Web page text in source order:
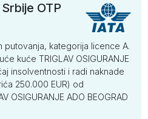
OTP
putovanja, kategorija licence A.
kuće TRIGLAV OSIGURANJE
insolventnosti i radi naknade
250.000 EUR) od
OSIGURANJE ADO BEOGRAD